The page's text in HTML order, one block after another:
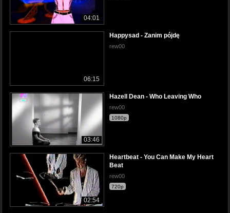
04:01
06:15
Happysad - Zanim pójdę
rew00
03:46
Hazell Dean - Who Leaving Who
rew00
1080p
02:54
Heartbeat - You Can Make My Heart
Beat
rew00
720p